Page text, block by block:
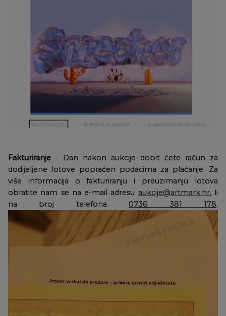
Fakturiranje - Dan nakon aukcije dobit ćete račun za
dodijeljene lotove popraćen podacima za plaćanje. Za
više informacija o fakturiranju i preuzimanju lotova
obratite nam se na e-mail adresu aukcije@artmark.hr, li
na broj telefona0736 381 178.